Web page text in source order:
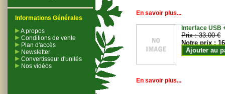
Informations Générales
A propos
Conditions de vente
Plan d'accès
Newsletter
Convertisseur d'unités
Nos vidéos
En savoir plus...
Interface USB
Prix :33.00 €
Notre prix :
Ajouter au
En savoir plus...